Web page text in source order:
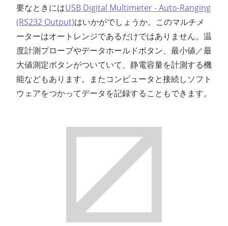
要なときにはUSB Digital Multimeter - Auto-Ranging
(RS232 Output)はいかがでしょうか。このマルチメ
ーターはオートレンジであるだけではありません。温
度計測プローブやデータホールドボタン、最小値／最
大値測定ボタンがついていて、静電容量を計測する機
能などもあります。またコンピュータと接続しソフト
ウェアをつかってデータを記録することもできます。